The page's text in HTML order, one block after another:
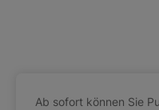
Ab sofort können Sie